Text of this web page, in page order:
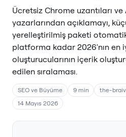
Ücretsiz Chrome uzantıları ve
yazarlarından açıklamayı,
yerelleştirilmiş paketi
platforma kadar 2026'nın en
oluşturucularının içerik
edilen sıralaması.
SEO ve Büyüme 9 min
the-
14 Mayıs 2026